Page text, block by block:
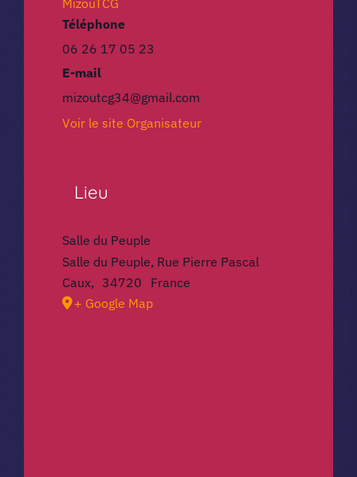
Téléphone
06 26 17 05 23
E-mail
mizoutcg34@gmail.com
Voir le site Organisateur
Lieu
Salle du Peuple
Salle du Peuple, Rue Pierre Pascal
Caux, 34720
France
+ Google Map